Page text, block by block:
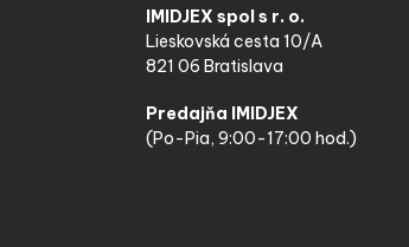
IMIDJEX spol s r. o.
Lieskovská cesta 10/A
821 06 Bratislava
Predajňa IMIDJEX
(Po-Pia, 9:00-17:00 hod.)